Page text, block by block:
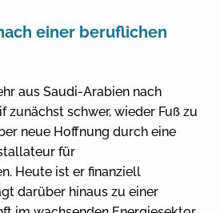
einer beruflichen
aus Saudi-Arabien nach
zunächst schwer, wieder Fuß zu
neue Hoffnung durch eine
für
Heute ist er finanziell
darüber hinaus zu einer